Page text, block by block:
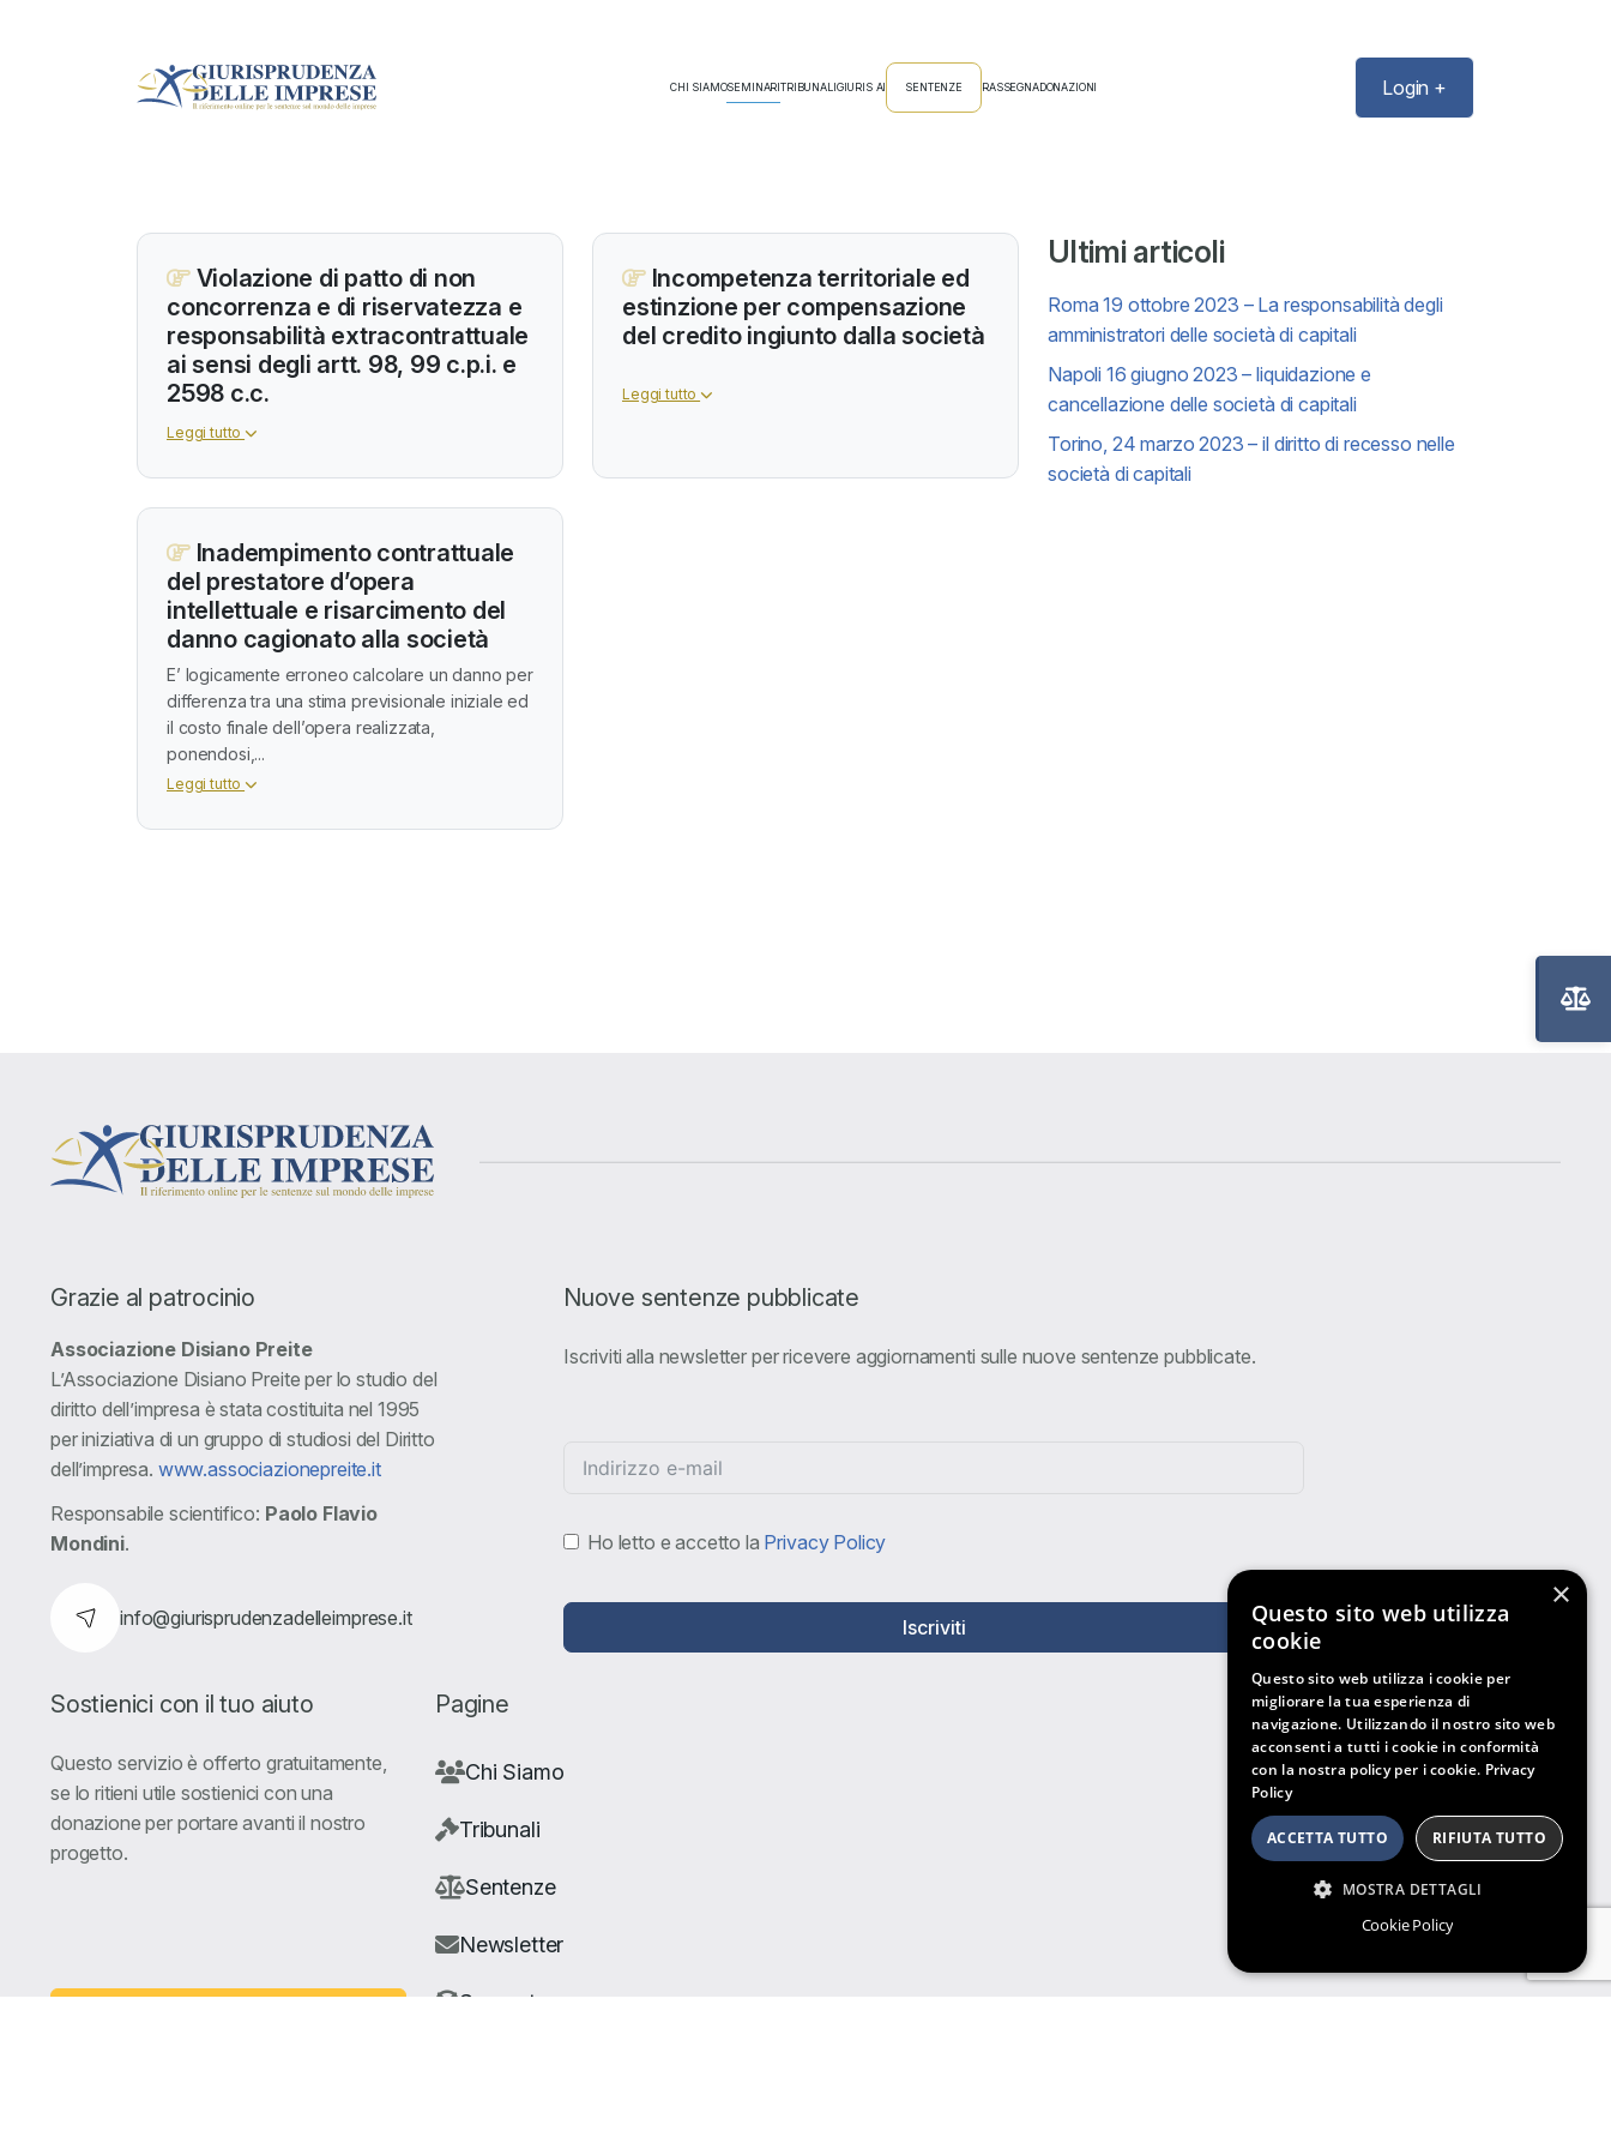
CHI SIAMOSEMINARITRIBUNALIGIURIS AI SENTENZE RASSEGNADONAZIONI Login +
Ultimi articoli
Roma 19 ottobre 2023 – La responsabilità degli
amministratori delle società di capitali
Napoli 16 giugno 2023 – liquidazione e
cancellazione delle società di capitali
Torino, 24 marzo 2023 – il diritto di recesso nelle
società di capitali
Violazione di patto di non
concorrenza e di riservatezza e
responsabilità extracontrattuale
ai sensi degli artt. 98, 99 c.p.i. e
2598 c.c.
Leggi tutto
Incompetenza territoriale ed
estinzione per compensazione
del credito ingiunto dalla società
Leggi tutto
Inadempimento contrattuale
del prestatore d’opera
intellettuale e risarcimento del
danno cagionato alla società
E’ logicamente erroneo calcolare un danno per
differenza tra una stima previsionale iniziale ed
il costo finale dell’opera realizzata,
ponendosi,...
Leggi tutto
Grazie al patrocinio
Associazione Disiano Preite
L’Associazione Disiano Preite per lo studio del
diritto dell’impresa è stata costituita nel 1995
per iniziativa di un gruppo di studiosi del Diritto
dell’impresa. www.associazionepreite.it
Responsabile scientifico: Paolo Flavio
Mondini.
info@giurisprudenzadelleimprese.it
Nuove sentenze pubblicate
Iscriviti alla newsletter per ricevere aggiornamenti sulle nuove sentenze pubblicate.
Ho letto e accetto la Privacy Policy
Iscriviti
Sostienici con il tuo aiuto
Questo servizio è offerto gratuitamente,
se lo ritieni utile sostienici con una
donazione per portare avanti il nostro
progetto.
Pagine
Chi Siamo
Tribunali
Sentenze
Newsletter
Supporto
×
Questo sito web utilizza
cookie
Questo sito web utilizza i cookie per
migliorare la tua esperienza di
navigazione. Utilizzando il nostro sito web
acconsenti a tutti i cookie in conformità
con la nostra policy per i cookie. Privacy
Policy
ACCETTA TUTTO RIFIUTA TUTTO
MOSTRA DETTAGLI
Cookie Policy